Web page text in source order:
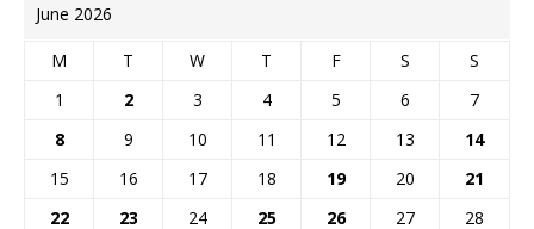
June 2026
M T W T F S
S
1
2 3 4 5 6
7
8
9 10 11 12 13
14
15
16 17 18 19 20
21
22
23 24 25 26 27 28